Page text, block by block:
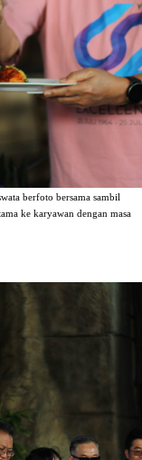
berfoto bersama sambil
ke karyawan dengan masa